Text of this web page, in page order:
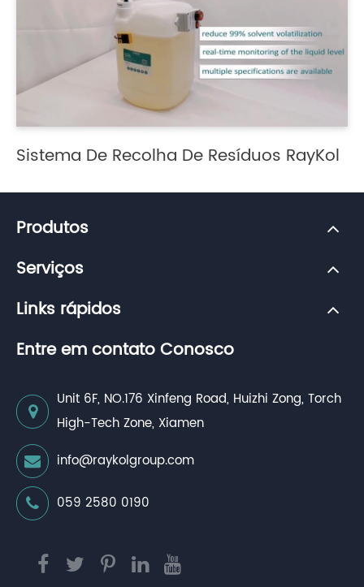
Sistema De Recolha De Resíduos RayKol
Produtos
Serviços
Links rápidos
Entre em contato Conosco
Unit 6F, NO.176 Xinfeng Road, Huizhi Zong, Torch
High-Tech Zone, Xiamen
info@raykolgroup.com
059 2580 0190